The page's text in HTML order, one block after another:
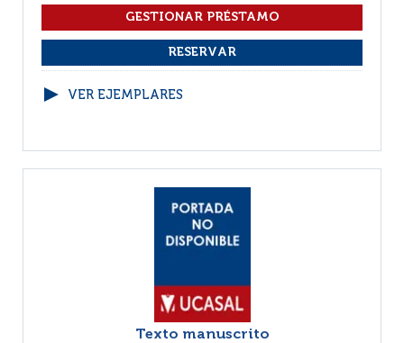
VER EJEMPLARES
Texto manuscrito